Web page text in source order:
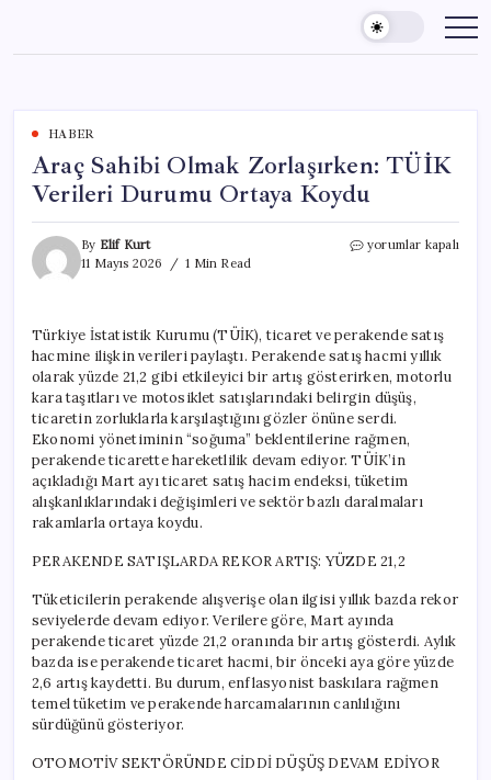
content
HABER
Araç Sahibi Olmak Zorlaşırken: TÜİK
Verileri Durumu Ortaya Koydu
By Elif Kurt
11 Mayıs 2026
1 Min Read
Araç
Verileri
Durumu
Ortaya
Koydu
için
yorumlar kapalı
Türkiye İstatistik Kurumu (TÜİK), ticaret ve perakende satış
hacmine ilişkin verileri paylaştı. Perakende satış hacmi yıllık
olarak yüzde 21,2 gibi etkileyici bir artış gösterirken, motorlu
kara taşıtları ve motosiklet satışlarındaki belirgin düşüş,
ticaretin zorluklarla karşılaştığını gözler önüne serdi.
Ekonomi yönetiminin “soğuma” beklentilerine rağmen,
perakende ticarette hareketlilik devam ediyor. TÜİK’in
açıkladığı Mart ayı ticaret satış hacim endeksi, tüketim
alışkanlıklarındaki değişimleri ve sektör bazlı daralmaları
rakamlarla ortaya koydu.
PERAKENDE SATIŞLARDA REKOR ARTIŞ: YÜZDE 21,2
Tüketicilerin perakende alışverişe olan ilgisi yıllık bazda rekor
seviyelerde devam ediyor. Verilere göre, Mart ayında
perakende ticaret yüzde 21,2 oranında bir artış gösterdi. Aylık
bazda ise perakende ticaret hacmi, bir önceki aya göre yüzde
2,6 artış kaydetti. Bu durum, enflasyonist baskılara rağmen
temel tüketim ve perakende harcamalarının canlılığını
sürdüğünü gösteriyor.
OTOMOTİV SEKTÖRÜNDE CİDDİ DÜŞÜŞ DEVAM EDİYOR